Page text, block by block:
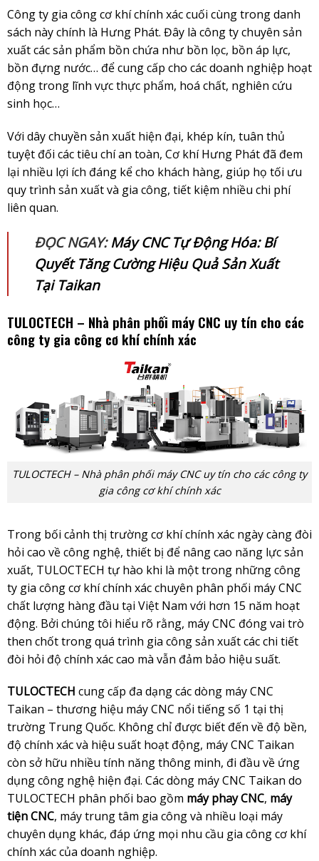
Công ty gia công cơ khí chính xác cuối cùng trong danh
sách này chính là Hưng Phát. Đây là công ty chuyên sản
xuất các sản phẩm bồn chứa như bồn lọc, bồn áp lực,
bồn đựng nước… để cung cấp cho các doanh nghiệp hoạt
động trong lĩnh vực thực phẩm, hoá chất, nghiên cứu
sinh học…
Với dây chuyền sản xuất hiện đại, khép kín, tuân thủ
tuyệt đối các tiêu chí an toàn, Cơ khí Hưng Phát đã đem
lại nhiều lợi ích đáng kể cho khách hàng, giúp họ tối ưu
quy trình sản xuất và gia công, tiết kiệm nhiều chi phí
liên quan.
ĐỌC NGAY:Máy CNC Tự Động Hóa: Bí
Quyết Tăng Cường Hiệu Quả Sản Xuất
Tại Taikan
TULOCTECH – Nhà phân phối máy CNC uy tín cho các
công ty gia công cơ khí chính xác
TULOCTECH – Nhà phân phối máy CNC uy tín cho các công ty
gia công cơ khí chính xác
Trong bối cảnh thị trường cơ khí chính xác ngày càng đòi
hỏi cao về công nghệ, thiết bị để nâng cao năng lực sản
xuất, TULOCTECH tự hào khi là một trong những công
ty gia công cơ khí chính xác chuyên phân phối máy CNC
chất lượng hàng đầu tại Việt Nam với hơn 15 năm hoạt
động. Bởi chúng tôi hiểu rõ rằng, máy CNC đóng vai trò
then chốt trong quá trình gia công sản xuất các chi tiết
đòi hỏi độ chính xác cao mà vẫn đảm bảo hiệu suất.
TULOCTECH cung cấp đa dạng các dòng máy CNC
Taikan – thương hiệu máy CNC nổi tiếng số 1 tại thị
trường Trung Quốc. Không chỉ được biết đến về độ bền,
độ chính xác và hiệu suất hoạt động, máy CNC Taikan
còn sở hữu nhiều tính năng thông minh, đi đầu về ứng
dụng công nghệ hiện đại. Các dòng máy CNC Taikan do
TULOCTECH phân phối bao gồm máy phay CNC, máy
tiện CNC, máy trung tâm gia công và nhiều loại máy
chuyên dụng khác, đáp ứng mọi nhu cầu gia công cơ khí
chính xác của doanh nghiệp.